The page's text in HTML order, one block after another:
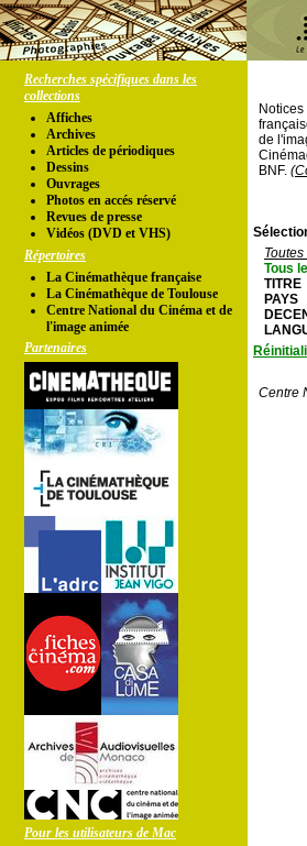
Recherches spécifiques dans les
collections
Affiches
Archives
Articles de périodiques
Dessins
Ouvrages
Photos en accés réservé
Revues de presse
Vidéos (DVD et VHS)
Répertoires
La Cinémathèque française
La Cinémathèque de Toulouse
Centre National du Cinéma et de
l'image animée
Partenaires
Pour les utilisateurs de Mac
de
BNF.
Tous
TITRE
PAYS
Centre